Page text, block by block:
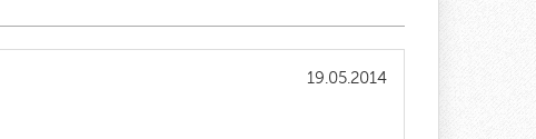
19.05.2014